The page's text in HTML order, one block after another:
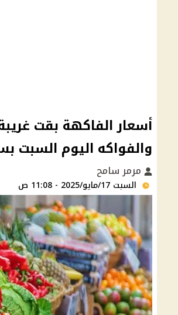
أسعار الفاكهة بقت
والفواكه اليوم
مرمر سامح
السبت 17/مايو/2025 - 11:08 ص